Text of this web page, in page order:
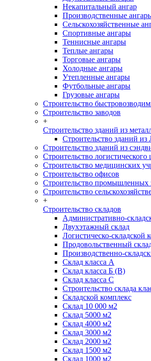
Некапитальный ангар
Производственные
Сельскохозяйственные
Спортивные ангары
Теннисные ангары
Теплые ангары
Торговые ангары
Холодные ангары
Утепленные ангары
Футбольные ангары
Грузовые ангары
Строительство
Строительство заводов
+
Строительство зданий из
Строительство зданий
Строительство зданий из
Строительство логистического
Строительство медицинских
Строительство офисов
Строительство промышленных
Строительство
+
Строительство складов
Административно-
Двухэтажный склад
Логистическо-складской
Продовольственный
Производственно-
Склад класса А
Склад класса Б (B)
Склад класса С
Строительство склада
Складской комплекс
Склад 10 000 м2
Склад 5000 м2
Склад 4000 м2
Склад 3000 м2
Склад 2000 м2
Склад 1500 м2
Склад 1000 м2